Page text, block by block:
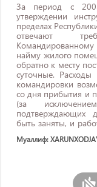
За период с
утверждении
пределах
отвечают
найму жилого
обратно к месту
суточные.
командировки
со дня прибытия и
(за
подтверждающих
быть заняты, и
Муаллиф: